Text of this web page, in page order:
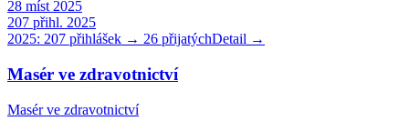
28 míst 2025
207 přihl. 2025
2025: 207 přihlášek → 26 přijatýchDetail →
Masér ve zdravotnictví
Masér ve zdravotnictví